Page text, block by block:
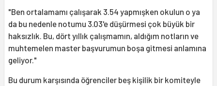
"Ben ortalamamı çalışarak 3.54 yapmışken okulun o ya
da bu nedenle notumu 3.03'e düşürmesi çok büyük bir
haksızlık. Bu, dört yıllık çalışmamın, aldığım notların ve
muhtemelen master başvurumun boşa gitmesi anlamına
geliyor."
Bu durum karşısında öğrenciler beş kişilik bir komiteyle